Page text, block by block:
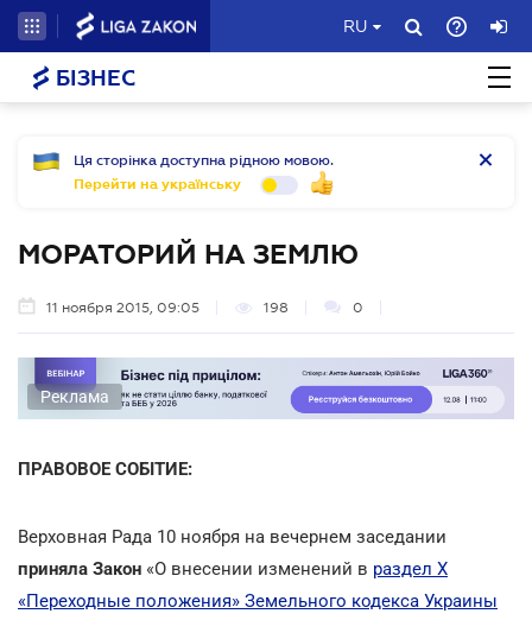
RU
БІЗНЕС
Ця сторінка доступна рідною мовою.
Перейти на українську
МОРАТОРИЙ НА ЗЕМЛЮ
11 ноября 2015, 09:05 198 0
Реклама
ПРАВОВОЕ СОБІТИЕ:
Верховная Рада 10 ноября на вечернем заседании
приняла Закон «О внесении изменений в раздел Х
«Переходные положения» Земельного кодекса Украины